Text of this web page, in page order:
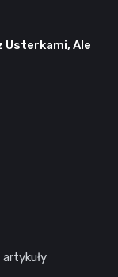
Usterkami, Ale